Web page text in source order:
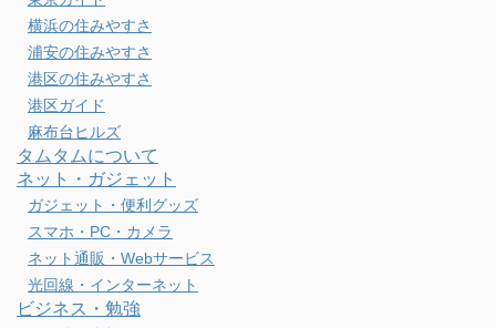
フォー / 投資家 / 京都大学大学院MBA卒 / カメラ撮影
(α7III) / バス釣り / 甲状腺癌ステージ1で治療中 /
ADHD / 運用資産は8000万円 note:
カテゴリー
タウン情報